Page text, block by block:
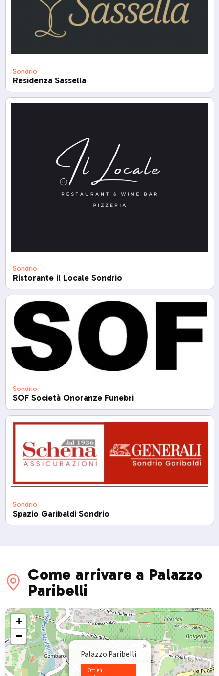
Sondrio
Residenza Sassella
Sondrio
Ristorante il Locale Sondrio
Sondrio
SOF Società Onoranze Funebri
Sondrio
Spazio Garibaldi Sondrio
Come arrivare a Palazzo
Paribelli
Palazzo Paribelli
Ottieni
×
+
−